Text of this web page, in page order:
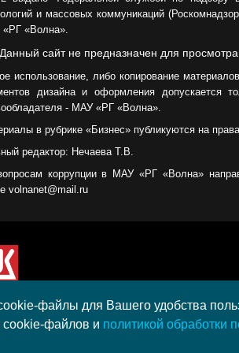
и массовых коммуникаций
«Волна».
Данный сайт не предназначен для
использование, либо копирование
дизайна и оформления допускается
- МАУ «РГ «Волна».
в рубрике «Бизнес» публикуются на
редактор: Нечаева Т.В.
коррупции в МАУ «РГ «Волна»
volnanet@mail.ru
создан при поддержке ООО "ЛУКОЙЛ-КМН"
в рамках XIII Конкурса социальных
файлы для Вашего удобства
cookie-файлов и политикой обработки